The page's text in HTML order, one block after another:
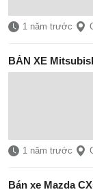
1 năm trước
BÁN XE
1 năm trước
Bán xe Mazda